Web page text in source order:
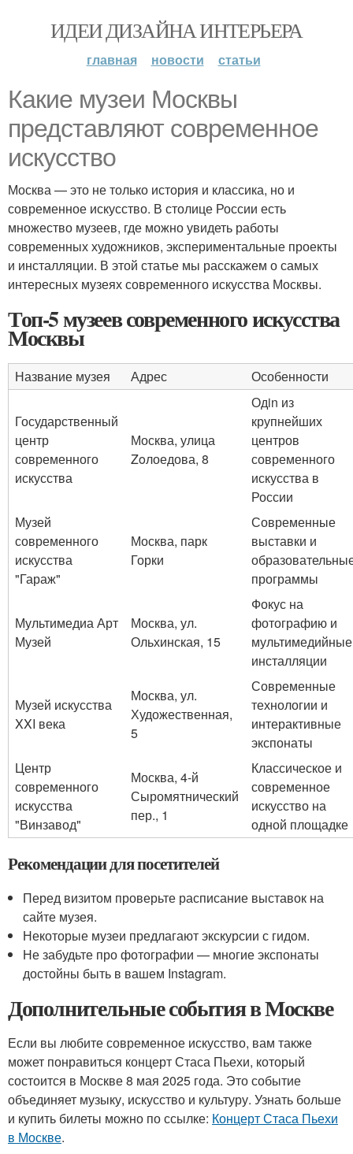
ИДЕИ ДИЗАЙНА ИНТЕРЬЕРА
главная новости статьи
Какие музеи Москвы
представляют современное
искусство
Москва — это не только история и классика, но и
современное искусство. В столице России есть
множество музеев, где можно увидеть работы
современных художников, экспериментальные проекты
и инсталляции. В этой статье мы расскажем о самых
интересных музеях современного искусства Москвы.
Топ-5 музеев современного искусства
Москвы
Название музея Адрес Особенности
Государственный
центр
современного
искусства
Москва, улица
Zoлоедова, 8
Одin из
крупнейших
центров
современного
искусства в
России
Музей
современного
искусства
"Гараж"
Москва, парк
Горки
Современные
выставки и
программы
Мультимедиа Арт
Музей
Москва, ул.
Ольхинская, 15
Фокус на
фотографию и
мультимедийные
инсталляции
Музей искусства
XXI века
Москва, ул.
Художественная,
5
Современные
технологии и
интерактивные
экспонаты
Центр
современного
искусства
"Винзавод"
Москва, 4-й
Сыромятнический
пер., 1
Классическое и
современное
искусство на
одной площадке
Рекомендации для посетителей
Перед визитом проверьте расписание выставок на
сайте музея.
Некоторые музеи предлагают экскурсии с гидом.
Не забудьте про фотографии — многие экспонаты
достойны быть в вашем Instagram.
Дополнительные события в Москве
Если вы любите современное искусство, вам также
может понравиться концерт Стаса Пьехи, который
состоится в Москве 8 мая 2025 года. Это событие
объединяет музыку, искусство и культуру. Узнать больше
и купить билеты можно по ссылке: Концерт Стаса Пьехи
в Москве.